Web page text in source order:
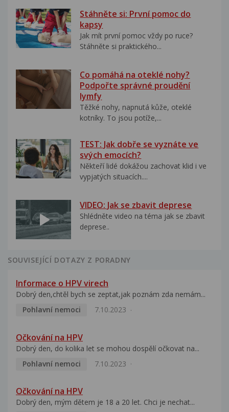
Stáhněte si: První pomoc do
kapsy
Jak mít první pomoc vždy po ruce?
Stáhněte si praktického...
Co pomáhá na oteklé nohy?
Podpořte správné proudění
lymfy
Těžké nohy, napnutá kůže, oteklé
kotníky. To jsou potíže,...
TEST: Jak dobře se vyznáte ve
svých emocích?
Někteří lidé dokážou zachovat klid i ve
vypjatých situacích....
VIDEO: Jak se zbavit deprese
Shlédněte video na téma jak se zbavit
deprese..
SOUVISEJÍCÍ DOTAZY Z PORADNY
Informace o HPV virech
Dobrý den,chtěl bych se zeptat,jak poznám zda nemám...
Pohlavní nemoci
7.10.2023
Očkování na HPV
Dobrý den, do kolika let se mohou dospělí očkovat na...
Pohlavní nemoci
7.10.2023
Očkování na HPV
Dobrý den, mým dětem je 18 a 20 let. Chci je nechat...